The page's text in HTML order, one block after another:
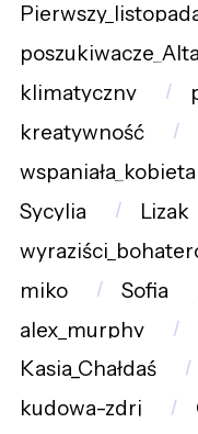
klimatyczny
kreatywność
wspaniała_kobieta
Sycylia
Lizak
miko
Sofia
alex_murphy
Kasia_Chałdaś
kudowa-zdrj